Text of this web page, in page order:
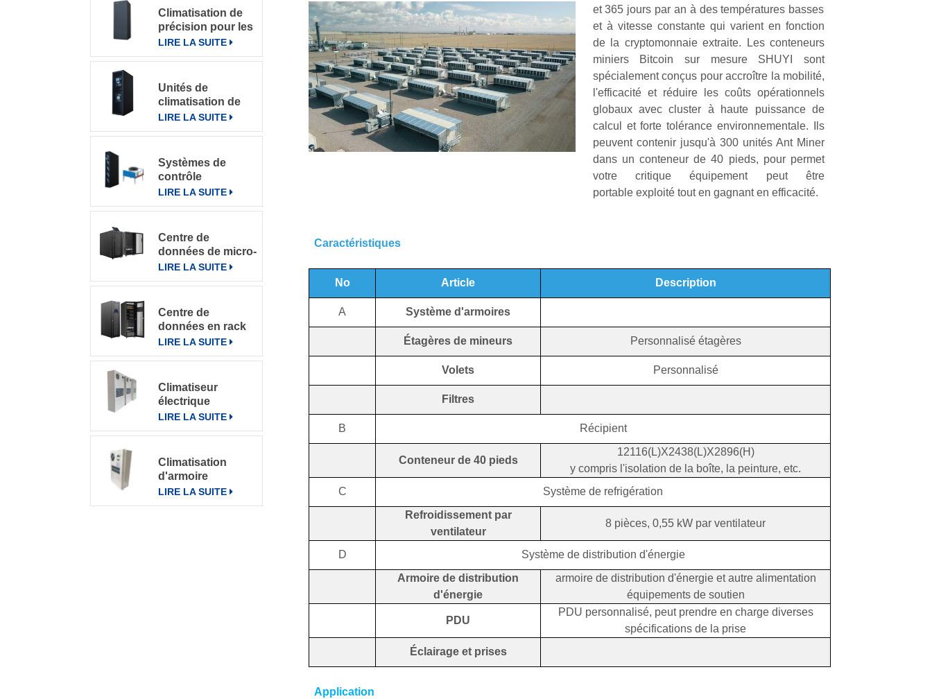
Climatisation de
précision pour les
salles
informatiques
LIRE LA SUITE
Unités de
climatisation de
précision à
refroidissement
LIRE LA SUITE
Systèmes de
contrôle
intelligents pour
climatiseurs de
rangée DataRow
Series dans les
données
LIRE LA SUITE
Centre de
données de micro-
rack intégré
LIRE LA SUITE
Centre de
données en rack
pour divers
environnements
LIRE LA SUITE
Climatiseur
électrique
d'armoire de
télécommunication
LIRE LA SUITE
Climatisation
d'armoire
électrique de
communication
LIRE LA SUITE
et365 jours par an à des températures basses
et à vitesse constante qui varient en fonction
de la cryptomonnaie extraite. Les conteneurs
miniers Bitcoin sur mesure SHUYI sont
spécialement conçus pour accroître la mobilité,
l'efficacité et réduire les coûts opérationnels
globaux aveccluster à haute puissance de
calcul
etforte tolérance environnementale. Ils
peuvent contenir jusqu'à 300 unités Ant Miner
dans un conteneur de 40 pieds, pourpermet
votre critiqueéquipement
peut être
portable exploité tout en gagnant en efficacité.
Caractéristiques
No Article Description
A Système d'armoires
Étagères de mineurs Personnaliséétagères
Volets Personnalisé
Filtres
B Récipient
Conteneur de 40 pieds
12116(L)X2438(L)X2896(H)
y compris l'isolation de la boîte, la peinture, etc.
C
Système de refrigération
Refroidissement par
ventilateur
8 pièces, 0,55 kW par ventilateur
D
Système de distribution d'énergie
Armoire de distribution
d'énergie
armoire de distribution d'énergie et autre alimentation
équipements de soutien
PDU
PDU personnalisé, peut prendre en charge diverses
spécifications de la prise
Éclairage et prises
Application